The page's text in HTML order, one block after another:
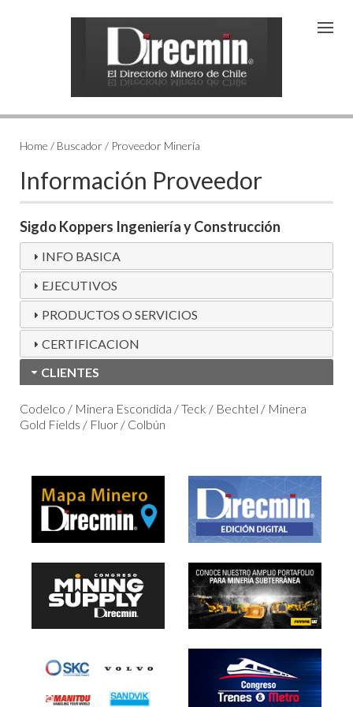
Home / Buscador / Proveedor Minería
Información Proveedor
Sigdo Koppers Ingeniería y Construcción
INFO BASICA
EJECUTIVOS
PRODUCTOS O SERVICIOS
CERTIFICACION
CLIENTES
Codelco / Minera Escondida / Teck / Bechtel / Minera
Gold Fields / Fluor / Colbún